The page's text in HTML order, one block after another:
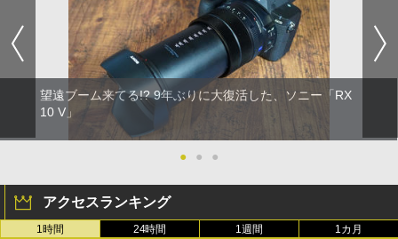
望遠ブーム来てる!? 9年ぶりに大復活した、ソニー「RX
10 V」
● ● ●
アクセスランキング
1時間 24時間 1週間 1カ月